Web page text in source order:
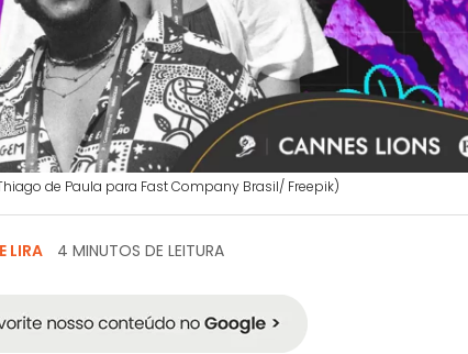
de Paula para Fast Company Brasil/ Freepik)
LIRA 4 MINUTOS DE LEITURA